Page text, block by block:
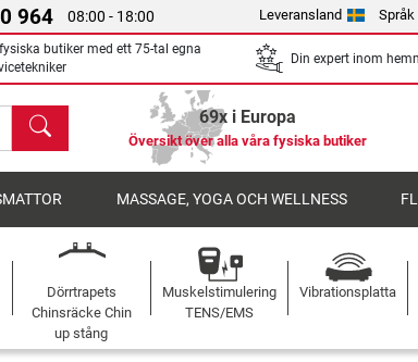
964 08:00 - 18:00 Leveransland Språk
butiker med ett 75-tal egna
Din expert inom
sök 69x i Europa
Översikt över alla våra fysiska butiker
MASSAGE, YOGA OCH WELLNESS
Dörrtrapets
Chinsräcke Chin
up stång
Muskelstimulering
TENS/EMS
Vibrationsplatta